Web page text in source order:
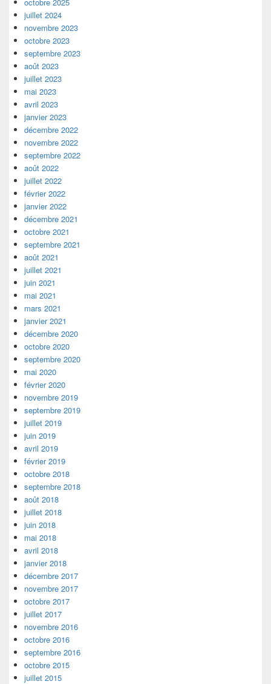
juillet 2024
novembre 2023
octobre 2023
septembre 2023
août 2023
juillet 2023
mai 2023
avril 2023
janvier 2023
décembre 2022
novembre 2022
septembre 2022
août 2022
juillet 2022
février 2022
janvier 2022
décembre 2021
octobre 2021
septembre 2021
août 2021
juillet 2021
juin 2021
mai 2021
mars 2021
janvier 2021
décembre 2020
octobre 2020
septembre 2020
mai 2020
février 2020
novembre 2019
septembre 2019
juillet 2019
juin 2019
avril 2019
février 2019
octobre 2018
septembre 2018
août 2018
juillet 2018
juin 2018
mai 2018
avril 2018
janvier 2018
décembre 2017
novembre 2017
octobre 2017
juillet 2017
novembre 2016
octobre 2016
septembre 2016
octobre 2015
juillet 2015